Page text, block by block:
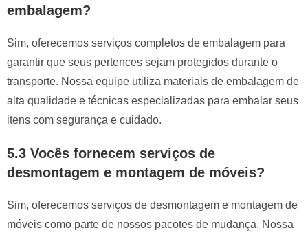
embalagem?
Sim, oferecemos serviços completos de embalagem para
garantir que seus pertences sejam protegidos durante o
transporte. Nossa equipe utiliza materiais de embalagem de
alta qualidade e técnicas especializadas para embalar seus
itens com segurança e cuidado.
5.3 Vocês fornecem serviços de
desmontagem e montagem de móveis?
Sim, oferecemos serviços de desmontagem e montagem de
móveis como parte de nossos pacotes de mudança. Nossa